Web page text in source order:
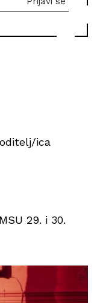
ica
29. i 30.